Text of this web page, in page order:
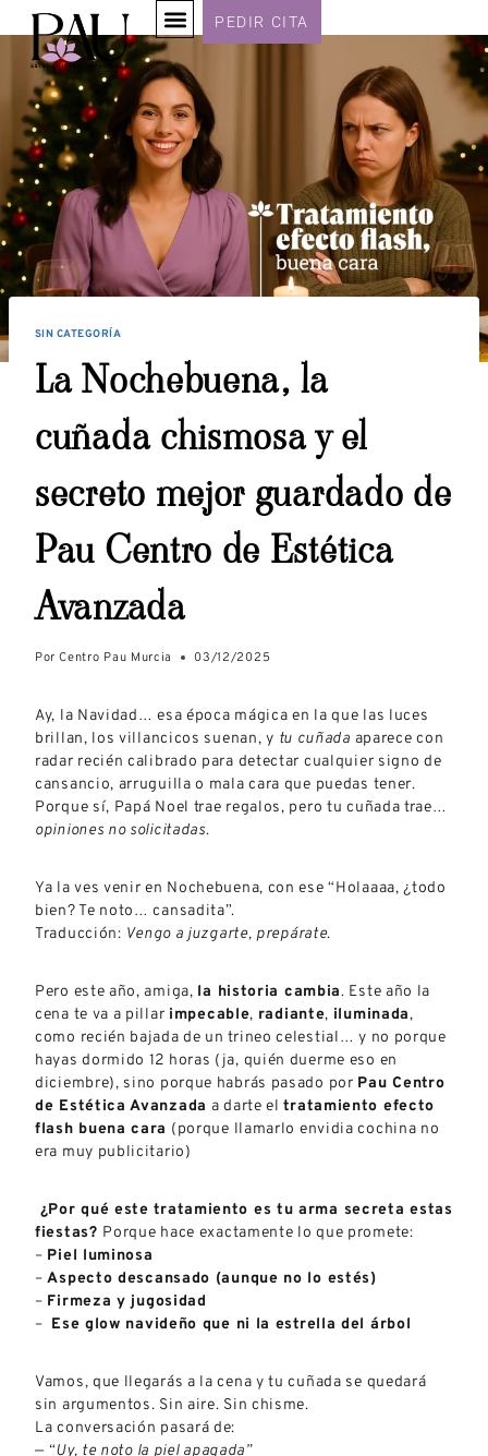
PEDIR CITA
SIN CATEGORÍA
La Nochebuena, la
cuñada chismosa y el
secreto mejor guardado de
Pau Centro de Estética
Avanzada
Por Centro Pau Murcia 03/12/2025
Ay, la Navidad… esa época mágica en la que las luces
brillan, los villancicos suenan, y tu cuñada aparece con
radar recién calibrado para detectar cualquier signo de
cansancio, arruguilla o mala cara que puedas tener.
Porque sí, Papá Noel trae regalos, pero tu cuñada trae…
opiniones no solicitadas.
Ya la ves venir en Nochebuena, con ese “Holaaaa, ¿todo
bien? Te noto… cansadita”.
Traducción: Vengo a juzgarte, prepárate.
Pero este año, amiga, la historia cambia. Este año la
cena te va a pillar impecable, radiante, iluminada,
como recién bajada de un trineo celestial… y no porque
hayas dormido 12 horas (ja, quién duerme eso en
diciembre), sino porque habrás pasado por Pau Centro
de Estética Avanzada a darte eltratamiento efecto
flash buena cara (porque llamarlo envidia cochina no
era muy publicitario)
¿Por qué este tratamiento es tu arma secreta estas
fiestas? Porque hace exactamente lo que promete:
– Piel luminosa
–Aspecto descansado (aunque no lo estés)
– Firmeza y jugosidad
– Ese glow navideño que ni la estrella del árbol
Vamos, que llegarás a la cena y tu cuñada se quedará
sin argumentos. Sin aire. Sin chisme.
La conversación pasará de:
— “Uy, te noto la piel apagada”